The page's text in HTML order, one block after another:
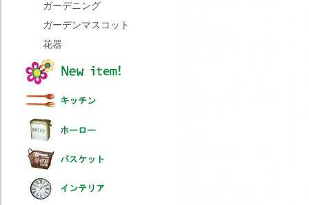
ガーデニング
ガーデンマスコット
花器